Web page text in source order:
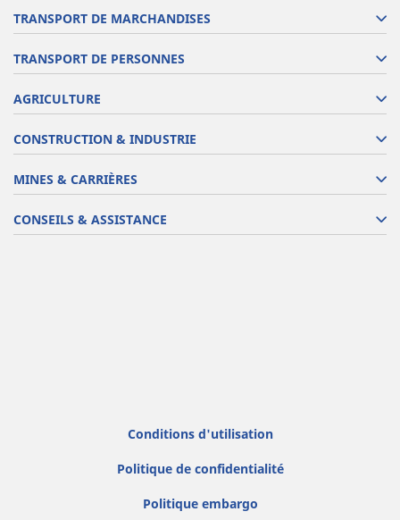
TRANSPORT DE MARCHANDISES
TRANSPORT DE PERSONNES
AGRICULTURE
CONSTRUCTION & INDUSTRIE
MINES & CARRIÈRES
CONSEILS & ASSISTANCE
Conditions d'utilisation
Politique de confidentialité
Politique embargo